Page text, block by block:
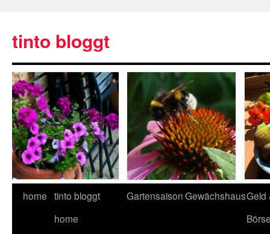
tinto bloggt
home tinto bloggt
home
GartensaisonGewächshausGeld